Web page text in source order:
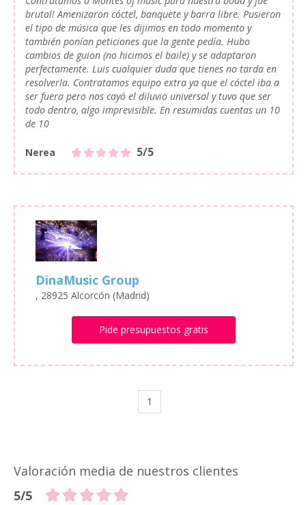
brutal! Amenizaron cóctel, banquete y barra libre. Pusieron
el tipo de música que les dijimos en todo momento y
también ponían peticiones que la gente pedía. Hubo
cambios de guion (no hicimos el baile) y se adaptaron
perfectamente. Luis cualquier duda que tienes no tarda en
resolverla. Contratamos equipo extra ya que el cóctel iba a
ser fuera pero nos cayó el diluvio universal y tuvo que ser
todo dentro, algo imprevisible. En resumidas cuentas un 10
de 10
Nerea 5/5
DinaMusic Group
, 28925 Alcorcón (Madrid)
Pide presupuestos gratis
1
Valoración media de nuestros clientes
5/5